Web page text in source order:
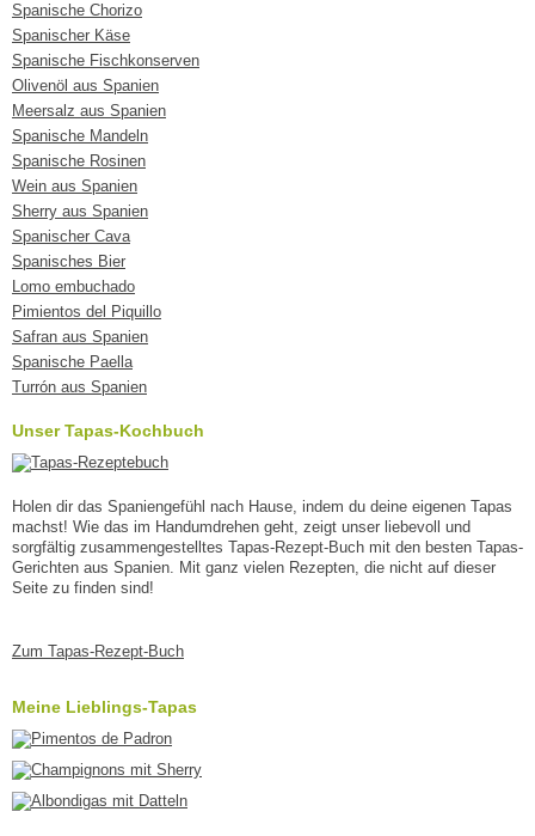
Spanische Chorizo
Spanischer Käse
Spanische Fischkonserven
Olivenöl aus Spanien
Meersalz aus Spanien
Spanische Mandeln
Spanische Rosinen
Wein aus Spanien
Sherry aus Spanien
Spanischer Cava
Spanisches Bier
Lomo embuchado
Pimientos del Piquillo
Safran aus Spanien
Spanische Paella
Turrón aus Spanien
Unser Tapas-Kochbuch
Holen dir das Spaniengefühl nach Hause, indem du deine eigenen Tapas
machst! Wie das im Handumdrehen geht, zeigt unser liebevoll und
sorgfältig zusammengestelltes Tapas-Rezept-Buch mit den besten Tapas-
Gerichten aus Spanien. Mit ganz vielen Rezepten, die nicht auf dieser
Seite zu finden sind!
Zum Tapas-Rezept-Buch
Meine Lieblings-Tapas